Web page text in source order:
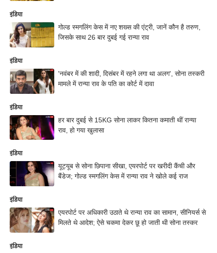
इंडिया
गोल्ड स्मगलिंग केस में नए शख्स की एंट्री, जानें कौन है तरुण,
जिसके साथ 26 बार दुबई गई रान्या राव
इंडिया
'नवंबर में की शादी, दिसंबर में रहने लगा था अलग', सोना तस्करी
मामले में रान्या राव के पति का कोर्ट में दावा
इंडिया
हर बार दुबई से 15KG सोना लाकर कितना कमाती थीं रान्या
राव, हो गया खुलासा
इंडिया
यूट्यूब से सोना छिपाना सीखा, एयरपोर्ट पर खरीदी कैंची और
बैंडेज; गोल्ड स्मगलिंग केस में रान्या राव ने खोले कई राज
इंडिया
एयरपोर्ट पर अधिकारी उठाते थे रान्या राव का सामान, सीनियर्स से
मिलते थे आदेश; ऐसे चकमा देकर छू हो जाती थी सोना तस्कर
इंडिया